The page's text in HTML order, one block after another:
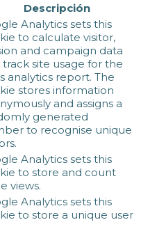
Descripción
Analytics sets this
to calculate visitor,
and campaign data
track site usage for the
analytics report. The
stores information
and assigns a
generated
to recognise unique
Analytics sets this
to store and count
views.
Analytics sets this
to store a unique user